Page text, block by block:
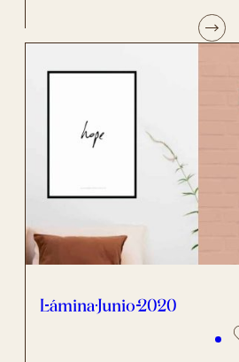
Lámina Junio 2020